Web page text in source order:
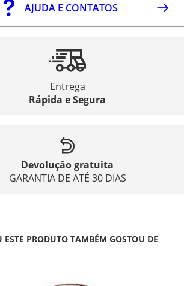
AJUDA E CONTATOS
Entrega
Rápida e Segura
Devolução gratuita
GARANTIA DE ATÉ 30 DIAS
PRODUTO TAMBÉM GOSTOU DE